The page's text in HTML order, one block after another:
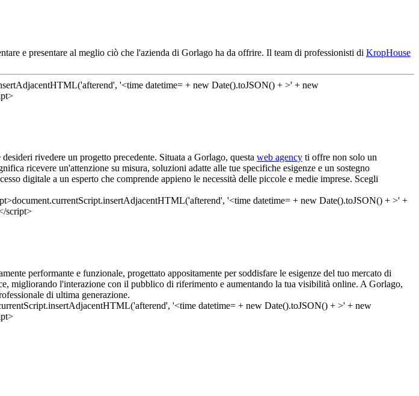
e presentare al meglio ciò che l'azienda di Gorlago ha da offrire. Il team di professionisti di KropHouse
rivedere un progetto precedente. Situata a Gorlago, questa web agency ti offre non solo un
ricevere un'attenzione su misura, soluzioni adatte alle tue specifiche esigenze e un sostegno
digitale a un esperto che comprende appieno le necessità delle piccole e medie imprese. Scegli
performante e funzionale, progettato appositamente per soddisfare le esigenze del tuo mercato di
migliorando l'interazione con il pubblico di riferimento e aumentando la tua visibilità online. A Gorlago,
di ultima generazione.